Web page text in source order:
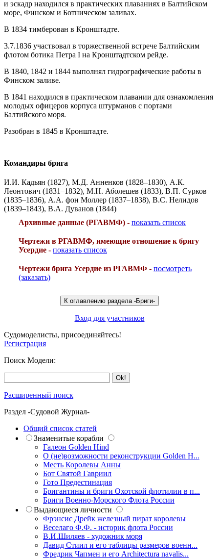
и эскадр находился в практических плаваниях в Балтийском
море, Финском и Ботническом заливах.
В 1834 тимберован в Кронштадте.
3.7.1836 участвовал в торжественной встрече Балтийским
флотом ботика Петра I на Кронштадтском рейде.
В 1840, 1842 и 1844 выполнял гидрографические работы в
Финском заливе.
В 1841 находился в практическом плавании для ознакомления
молодых офицеров корпуса штурманов с портами
Балтийского моря.
Разобран в 1845 в Кронштадте.
Командиры брига
И.И. Кадьян (1827), М.Д. Анненков (1828–1830), А.К.
Леонтович (1831–1832), М.Н. Аболешев (1833), В.П. Сурков
(1835–1836), А.А. фон Моллер (1837–1838), B.C. Нелидов
(1839–1843), В.А. Дуванов (1844)
Архивные данные (РГАВМФ) - показать список
Чертежи в РГАВМФ, имеющие отношение к бригу
Усердие - показать список
Чертежи брига Усердие из РГАВМФ - посмотреть
(заказать)
Вход для участников
Судомоделисты, присоединяйтесь!
Регистрация
Поиск Модели:
Расширенный поиск
Раздел -Судовой Журнал-
Общий список статей
Знаменитые корабли
Галеон Golden Hind
О (не)возможности реконструкции Golden H...
Месть Королевы Анны
Бот Святой Гавриил
Гото Предестинация
Бригантины и бриги Охотской флотилии в п...
Бриги Военно-Морского Флота России
Выдающиеся личности
Фрэнсис Дрейк железный пират королевы
Веселаго Ф.Ф. - историк флота России
В.И.Шиляев - художник моря
Давид Стиил и его таблицы размеров военн...
Фредрик Чапмен и его Architectura navalis...